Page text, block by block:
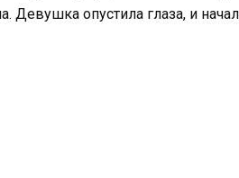
Девушка опустила глаза, и